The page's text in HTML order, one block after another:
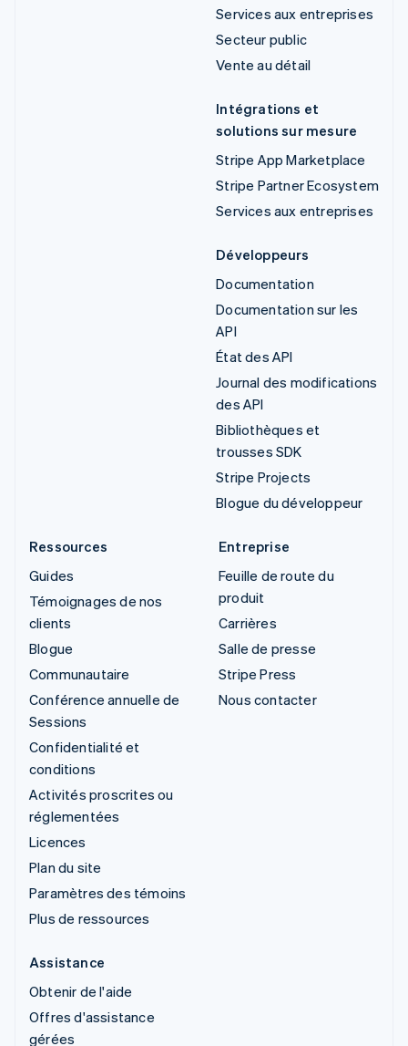
Services aux entreprises
Secteur public
Vente au détail
Intégrations et
solutions sur mesure
Stripe App Marketplace
Stripe Partner Ecosystem
Services aux entreprises
Développeurs
Documentation
Documentation sur les
API
État des API
Journal des modifications
des API
Bibliothèques et
trousses SDK
Stripe Projects
Blogue du développeur
Ressources
Guides
Témoignages de nos
clients
Blogue
Communautaire
Conférence annuelle de
Sessions
Confidentialité et
conditions
Activités proscrites ou
réglementées
Licences
Plan du site
Paramètres des témoins
Plus de ressources
Entreprise
Feuille de route du
produit
Carrières
Salle de presse
Stripe Press
Nous contacter
Assistance
Obtenir de l'aide
Offres d'assistance
gérées